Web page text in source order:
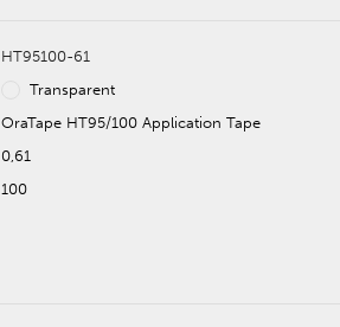
HT95100-61
Transparent
OraTape HT95/100 Application Tape
0,61
100